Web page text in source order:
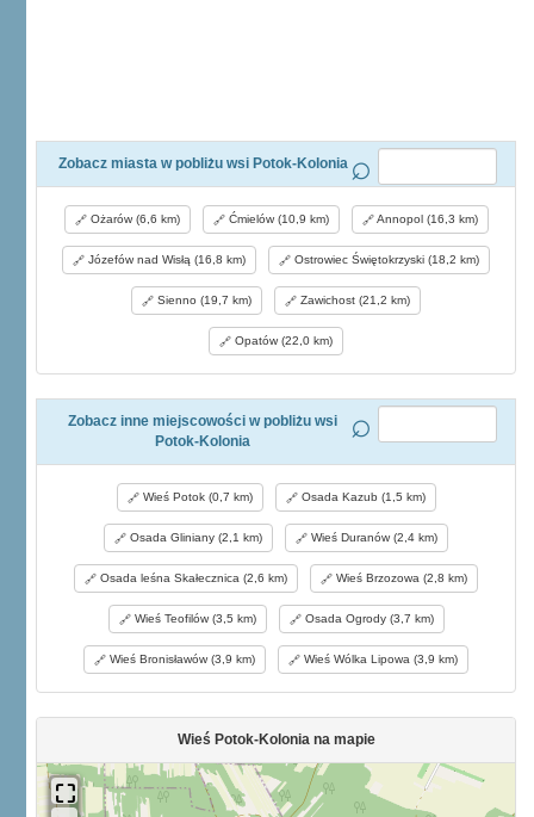
Zobacz miasta w pobliżu wsi Potok-Kolonia
Ożarów (6,6 km) Ćmielów (10,9 km) Annopol (16,3 km)
Józefów nad Wisłą (16,8 km) Ostrowiec Świętokrzyski (18,2 km)
Sienno (19,7 km) Zawichost (21,2 km)
Opatów (22,0 km)
Zobacz inne miejscowości w pobliżu wsi
Potok-Kolonia
Wieś Potok (0,7 km) Osada Kazub (1,5 km)
Osada Gliniany (2,1 km) Wieś Duranów (2,4 km)
Osada leśna Skałecznica (2,6 km) Wieś Brzozowa (2,8 km)
Wieś Teofilów (3,5 km) Osada Ogrody (3,7 km)
Wieś Bronisławów (3,9 km) Wieś Wólka Lipowa (3,9 km)
Wieś Potok-Kolonia na mapie